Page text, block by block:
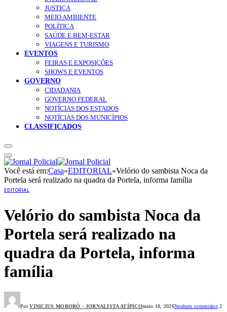
JUSTIÇA
MEIO AMBIENTE
POLÍTICA
SAÚDE E BEM-ESTAR
VIAGENS E TURISMO
EVENTOS
FEIRAS E EXPOSIÇÕES
SHOWS E EVENTOS
GOVERNO
CIDADANIA
GOVERNO FEDERAL
NOTÍCIAS DOS ESTADOS
NOTÍCIAS DOS MUNICÍPIOS
CLASSIFICADOS
Você está em:Casa»EDITORIAL»Velório do sambista Noca da
Portela será realizado na quadra da Portela, informa família
EDITORIAL
Velório do sambista Noca da
Portela será realizado na
quadra da Portela, informa
família
Por VINICIUS MORORÓ - JORNALISTA ATÍPICOmaio 18, 2026Nenhum comentário 2